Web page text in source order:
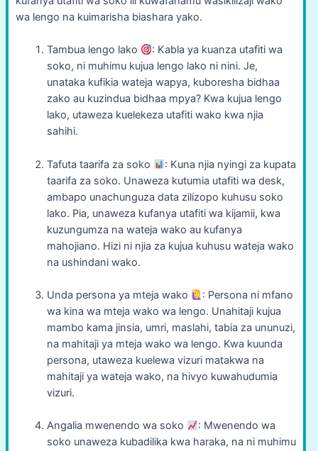
wa lengo na kuimarisha biashara yako.
Tambua lengo lako
: Kabla ya kuanza utafiti wa
soko, ni muhimu kujua lengo lako ni nini. Je,
unataka kufikia wateja wapya, kuboresha bidhaa
zako au kuzindua bidhaa mpya? Kwa kujua lengo
lako, utaweza kuelekeza utafiti wako kwa njia
sahihi.
Tafuta taarifa za soko
: Kuna njia nyingi za kupata
taarifa za soko. Unaweza kutumia utafiti wa desk,
ambapo unachunguza data zilizopo kuhusu soko
lako. Pia, unaweza kufanya utafiti wa kijamii, kwa
kuzungumza na wateja wako au kufanya
mahojiano. Hizi ni njia za kujua kuhusu wateja wako
na ushindani wako.
Unda persona ya mteja wako
: Persona ni mfano
wa kina wa mteja wako wa lengo. Unahitaji kujua
mambo kama jinsia, umri, maslahi, tabia za ununuzi,
na mahitaji ya mteja wako wa lengo. Kwa kuunda
persona, utaweza kuelewa vizuri matakwa na
mahitaji ya wateja wako, na hivyo kuwahudumia
vizuri.
Angalia mwenendo wa soko
: Mwenendo wa
soko unaweza kubadilika kwa haraka, na ni muhimu